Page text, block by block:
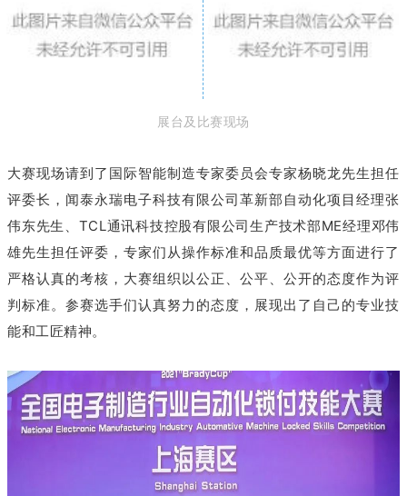
展台及比赛现场
大赛现场请到了国际智能制造专家委员会专家杨晓龙先生担任
评委长，闻泰永瑞电子科技有限公司革新部自动化项目经理张
伟东先生、TCL通讯科技控股有限公司生产技术部ME经理邓伟
雄先生担任评委，专家们从操作标准和品质最优等方面进行了
严格认真的考核，大赛组织以公正、公平、公开的态度作为评
判标准。参赛选手们认真努力的态度，展现出了自己的专业技
能和工匠精神。